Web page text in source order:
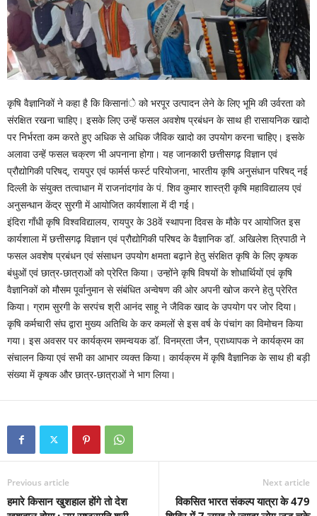
कृषि वैज्ञानिकों ने कहा है कि किसानांे को भरपूर उत्पादन लेने के लिए भूमि की उर्वरता को
संरक्षित रखना चाहिए। इसके लिए उन्हें फसल अवशेष प्रबंधन के साथ ही रासायनिक खादो
पर निर्भरता कम करते हुए अधिक से अधिक जैविक खादो का उपयोग करना चाहिए। इसके
अलावा उन्हें फसल चक्रण भी अपनाना होगा। यह जानकारी छत्तीसगढ़ विज्ञान एवं
प्रौद्योगिकी परिषद्, रायपुर एवं फार्मर्स फर्स्ट परियोजना, भारतीय कृषि अनुसंधान परिषद् नई
दिल्ली के संयुक्त तत्वाधान में राजनांदगांव के पं. शिव कुमार शास्त्री कृषि महाविद्यालय एवं
अनुसन्धान केंद्र सुरगी में आयोजित कार्यशाला में दी गई।
इंदिरा गाँधी कृषि विश्वविद्यालय, रायपुर के 38वें स्थापना दिवस के मौके पर आयोजित इस
कार्यशाला में छत्तीसगढ़ विज्ञान एवं प्रौद्योगिकी परिषद के वैज्ञानिक डॉ. अखिलेश त्रिपाठी ने
फसल अवशेष प्रबंधन एवं संसाधन उपयोग क्षमता बढ़ाने हेतु संरक्षित कृषि के लिए कृषक
बंधुओं एवं छात्र-छात्राओं को प्रेरित किया। उन्होंने कृषि विषयों के शोधार्थियों एवं कृषि
वैज्ञानिकों को मौसम पूर्वानुमान से संबंधित अन्वेषण की ओर अपनी खोज करने हेतु प्रेरित
किया। ग्राम सुरगी के सरपंच श्री आनंद साहू ने जैविक खाद के उपयोग पर जोर दिया।
कृषि कर्मचारी संघ द्वारा मुख्य अतिथि के कर कमलों से इस वर्ष के पंचांग का विमोचन किया
गया। इस अवसर पर कार्यक्रम समन्वयक डॉ. विनम्रता जैन, प्राध्यापक ने कार्यक्रम का
संचालन किया एवं सभी का आभार व्यक्त किया। कार्यक्रम में कृषि वैज्ञानिक के साथ ही बड़ी
संख्या में कृषक और छात्र-छात्राओं ने भाग लिया।
Previous article
हमारे किसान खुशहाल होंगे तो देश
Next article
विकसित भारत संकल्प यात्रा के 479